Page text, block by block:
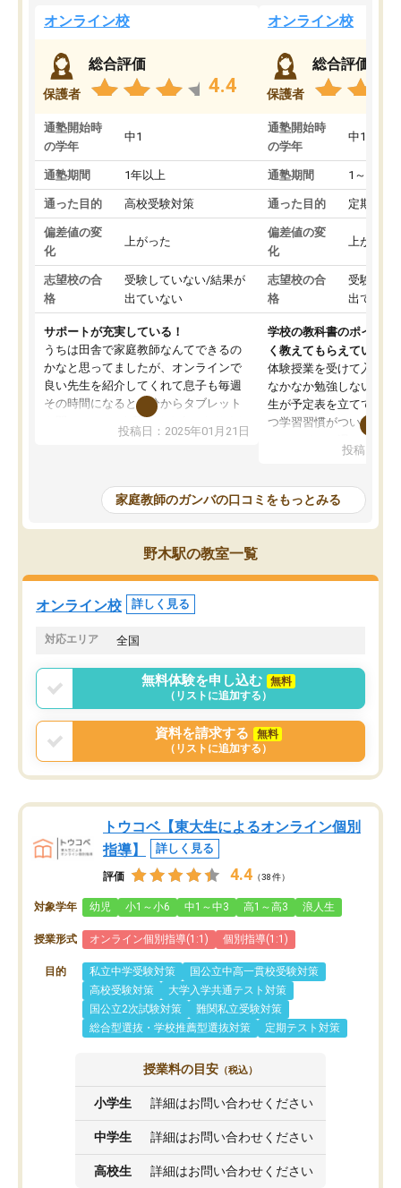
オンライン校
保護者
総合評価
4.4
通塾開始時
の学年
中1
通塾期間 1年以上
通った目的 高校受験対策
偏差値の変
化
上がった
志望校の合
格
受験していない/結果が
出ていない
サポートが充実している！
うちは田舎で家庭教師なんてできるの
かなと思ってましたが、オンラインで
良い先生を紹介してくれて息子も毎週
その時間になると自分からタブレット
を開いてzoomを繋げるようになりまし
た！5科目なんでもOKなのもとても気
めて1年ほどだった今では平均点以上の
科目が増えてきました！あと1年受験ま
であるので無料の週末教室を使用しな
がら頑張って欲しいと思います！
投稿日：2025年01月21日
オンライン校
保護者
総合評価
通塾開始時
の学年
中1
通塾期間 1～3ヵ月
通った目的 定期テス
偏差値の変
化
上がった
志望校の合
格
受験して
出ていな
学校の教科書のポイント
く教えてもらえている
体験授業を受けて入塾し
なかなか勉強しない息子
生が予定表を立ててくれ
つ学習習慣がついてきま
指導が無い日も予定表
問できるのでとても助か
投稿日：
家庭教師のガンバの口コミをもっとみる
野木駅の教室一覧
オンライン校 詳しく見る
対応エリア 全国
無料体験を申し込む
無料
（リストに追加する）
資料を請求する
無料
（リストに追加する）
トウコベ【東大生によるオンライン個別
指導】
詳しく見る
評価 4.4 （38件）
対象学年 幼児 小1～小6 中1～中3 高1～高3 浪人生
授業形式 オンライン個別指導(1:1) 個別指導(1:1)
目的 私立中学受験対策
国公立中高一貫校受験対策
高校受験対策
大学入学共通テスト対策
国公立2次試験対策
難関私立受験対策
総合型選抜・学校推薦型選抜対策
定期テスト対策
授業料の目安 （税込）
小学生 詳細はお問い合わせください
中学生 詳細はお問い合わせください
高校生 詳細はお問い合わせください